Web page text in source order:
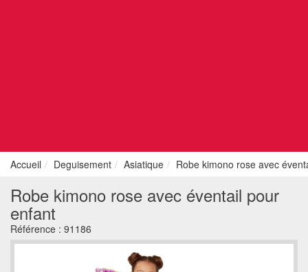
Accueil Deguisement Asiatique Robe kimono rose avec
Robe kimono rose avec éventail pour
enfant
Référence : 91186